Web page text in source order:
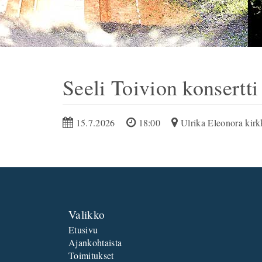
Seeli Toivion konsertti
15.7.2026 18:00 Ulrika Eleonora
Valikko
Etusivu
Ajankohtaista
Toimitukset